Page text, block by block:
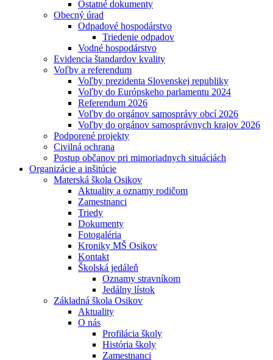
Ostatné dokumenty
Obecný úrad
Odpadové hospodárstvo
Triedenie odpadov
Vodné hospodárstvo
Evidencia štandardov kvality
Voľby a referendum
Voľby prezidenta Slovenskej republiky
Voľby do Európskeho parlamentu 2024
Referendum 2026
Voľby do orgánov samosprávy obcí 2026
Voľby do orgánov samosprávnych krajov 2026
Podporené projekty
Civilná ochrana
Postup občanov pri mimoriadnych situáciách
Organizácie a inšitúcie
Materská škola Osikov
Aktuality a oznamy rodičom
Zamestnanci
Triedy
Dokumenty
Fotogaléria
Kroniky MŠ Osikov
Kontakt
Školská jedáleň
Oznamy stravníkom
Jedálny lístok
Základná škola Osikov
Aktuality
O nás
Profilácia školy
História školy
Zamestnanci